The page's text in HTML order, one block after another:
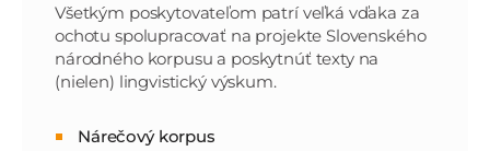
Všetkým poskytovateľom patrí veľká vďaka za
ochotu spolupracovať na projekte Slovenského
národného korpusu a poskytnúť texty na
(nielen) lingvistický výskum.
Nárečový korpus